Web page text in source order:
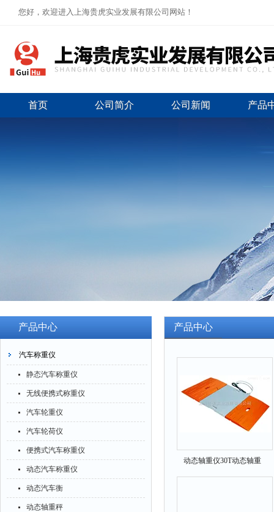
您好，欢迎进入上海贵虎实业发展有限公司网站！
首页 公司简介 公司新闻 产品
产品中心
汽车称重仪
静态汽车称重仪
无线便携式称重仪
汽车轮重仪
汽车轮荷仪
便携式汽车称重仪
动态汽车称重仪
动态汽车衡
动态轴重秤
产品中心
动态轴重仪30T动态轴重
仪，精度10kg动态轴重仪，